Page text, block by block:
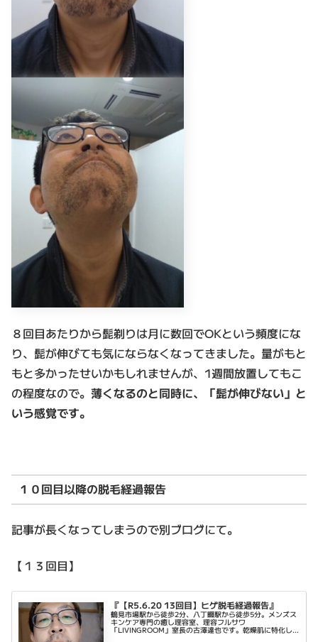
８回目あたりから髭剃りは月に数回でOKという頻度にな
り、髭が伸びても気にならなくなってきました。量がもと
もと多かったせいかもしれませんが、1週間放置してもこ
の程度なので。 薄くなるのと同時に、「髭が伸びない」と
いう感覚です。
１０回目以降の脱毛経過報告
記事が長くなってしまうので別ブログにて。
【１３回目】
『【R5.6.20 13回目】ヒゲ脱毛経過報告』
鶴見市場駅から徒歩2分、八丁畷駅から徒歩5分。メンズス
キンケア専門の癒し理容室、理容フルサワ
「LIVINGROOM」室長の古澤達也です。乾燥肌に特化し